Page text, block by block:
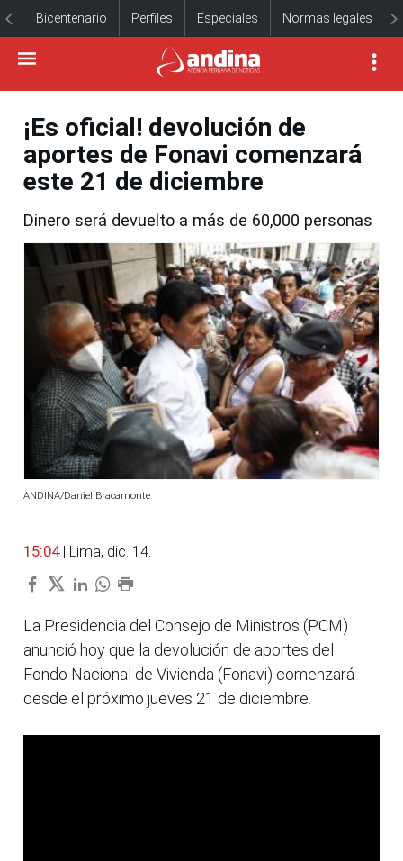
Bicentenario Perfiles Especiales Normas legales
¡Es oficial! devolución de
aportes de Fonavi comenzará
este 21 de diciembre
Dinero será devuelto a más de 60,000 personas
ANDINA/Daniel Bracamonte
15:04 | Lima, dic. 14.
La Presidencia del Consejo de Ministros (PCM)
anunció hoy que la devolución de aportes del
Fondo Nacional de Vivienda (Fonavi) comenzará
desde el próximo jueves 21 de diciembre.